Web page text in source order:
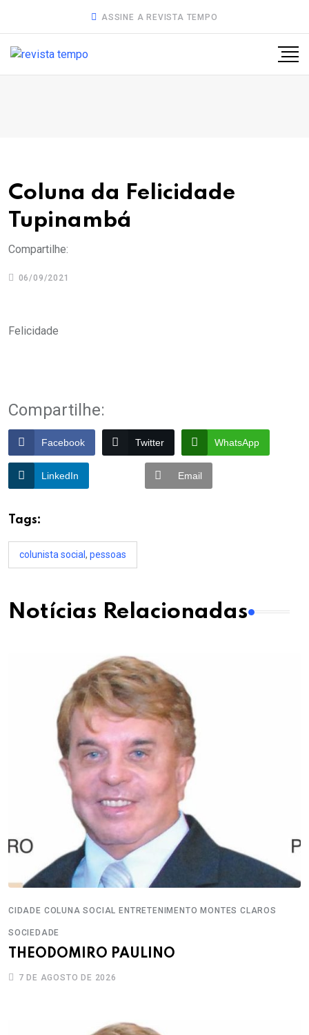
ASSINE A REVISTA TEMPO
Coluna da Felicidade
Tupinambá
Compartilhe:
06/09/2021
Felicidade
Compartilhe:
Facebook Twitter WhatsApp
LinkedIn Email
Tags:
colunista social , pessoas
Notícias Relacionadas
CIDADE COLUNA SOCIAL ENTRETENIMENTO MONTES CLAROS
SOCIEDADE
THEODOMIRO PAULINO
7 DE AGOSTO DE 2026